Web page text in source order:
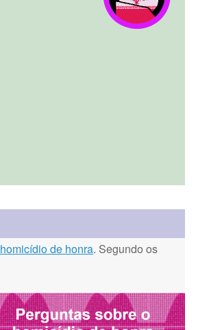
homicídio de honra. Segundo os